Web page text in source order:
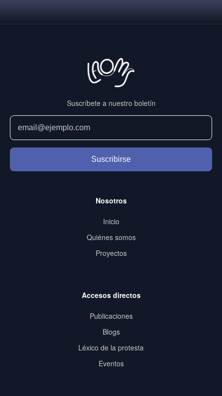
Suscríbete a nuestro boletín
Suscribirse
Nosotros
Inicio
Quiénes somos
Proyectos
Accesos directos
Publicaciones
Blogs
Léxico de la protesta
Eventos